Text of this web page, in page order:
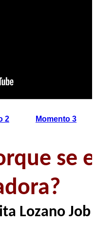
2 Momento 3
se
Lozano Job